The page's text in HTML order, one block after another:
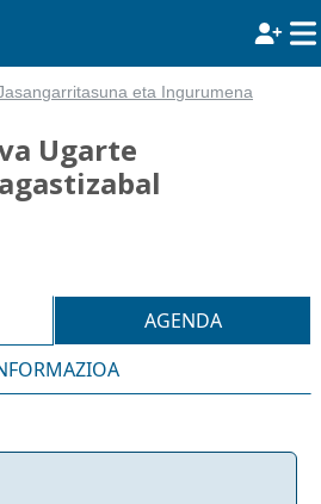
eta Ingurumena
Ugarte
AGENDA